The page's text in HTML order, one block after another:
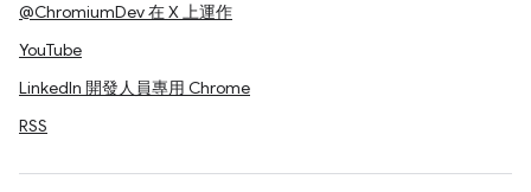
@ChromiumDev 在 X 上運作
YouTube
LinkedIn 開發人員專用 Chrome
RSS